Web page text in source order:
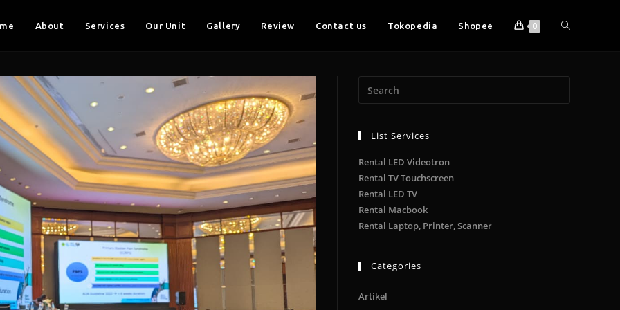
About Services Our Unit Gallery Review Contact us Tokopedia Shopee 0
List Services
Rental LED Videotron
Rental TV Touchscreen
Rental LED TV
Rental Macbook
Rental Laptop, Printer, Scanner
Categories
Artikel